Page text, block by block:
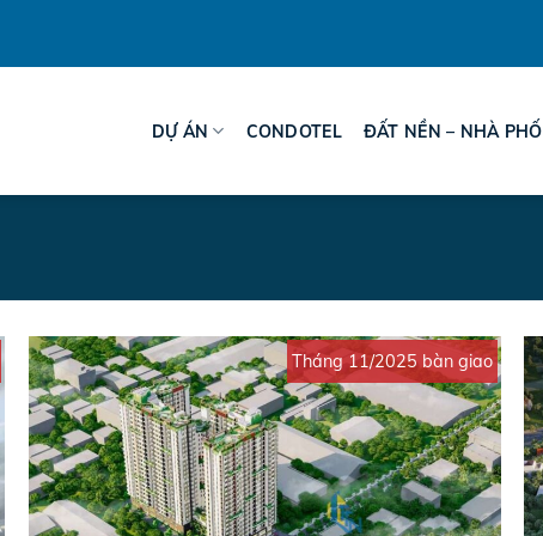
DỰ ÁN CONDOTEL ĐẤT NỀN – NHÀ PHỐ
Tháng 11/2025 bàn giao